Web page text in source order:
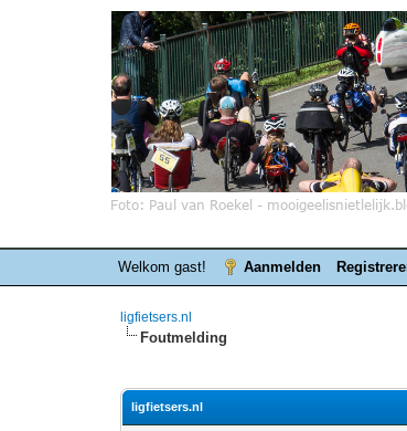
Welkom gast! Aanmelden
ligfietsers.nl
Foutmelding
ligfietsers.nl